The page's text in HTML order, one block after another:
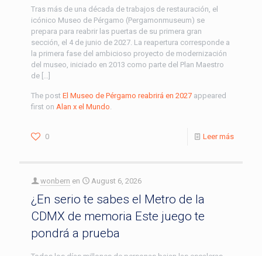
Tras más de una década de trabajos de restauración, el
icónico Museo de Pérgamo (Pergamonmuseum) se
prepara para reabrir las puertas de su primera gran
sección, el 4 de junio de 2027. La reapertura corresponde a
la primera fase del ambicioso proyecto de modernización
del museo, iniciado en 2013 como parte del Plan Maestro
de […]
The post El Museo de Pérgamo reabrirá en 2027 appeared
first on Alan x el Mundo.
0 Leer más
wonbern en August 6, 2026
¿En serio te sabes el Metro de la
CDMX de memoria Este juego te
pondrá a prueba